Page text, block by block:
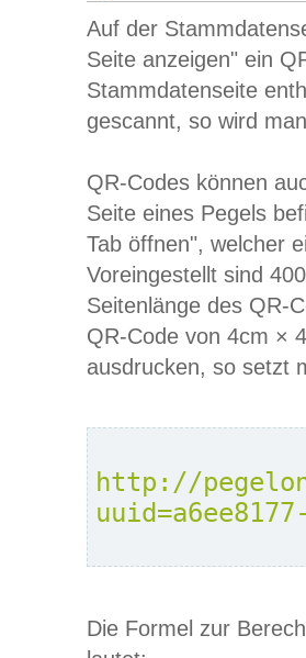
Auf der
Seite anzeigen" ein
Stammdatenseite
gescannt, so wird
QR-Codes können
Seite eines Pegels
Tab öffnen", welcher
Voreingestellt sind
Seitenlänge des QR-
QR-Code von 4cm ×
ausdrucken, so setzt
http://
Die Formel zur